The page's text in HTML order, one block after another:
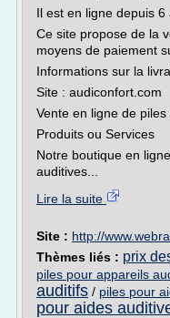
Il est en ligne depuis 6
Ce site propose de la
moyens de paiement
Informations sur la
Site : audiconfort.com
Vente en ligne de piles
Produits ou Services
Notre boutique en
auditives...
Lire la suite
Site : http://
Thèmes liés : prix
piles pour appareils
auditifs / piles pour
pour aides